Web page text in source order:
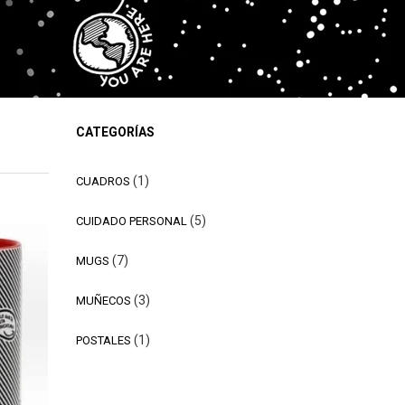
CATEGORÍAS
CUADROS 1 producto
CUIDADO PERSONAL 5productos
MUGS 7productos
MUÑECOS 3productos
POSTALES 1 producto